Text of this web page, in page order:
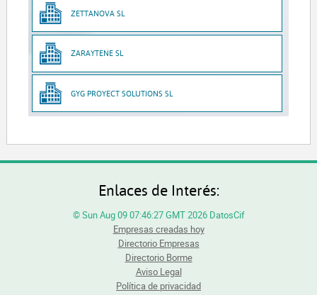
ZETTANOVA SL
ZARAYTENE SL
GYG PROYECT SOLUTIONS SL
Enlaces de Interés:
© Sun Aug 09 07:46:27 GMT 2026 DatosCif
Empresas creadas hoy
Directorio Empresas
Directorio Borme
Aviso Legal
Política de privacidad